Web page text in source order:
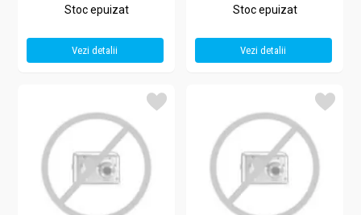
Stoc epuizat
Vezi detalii
Stoc epuizat
Vezi detalii